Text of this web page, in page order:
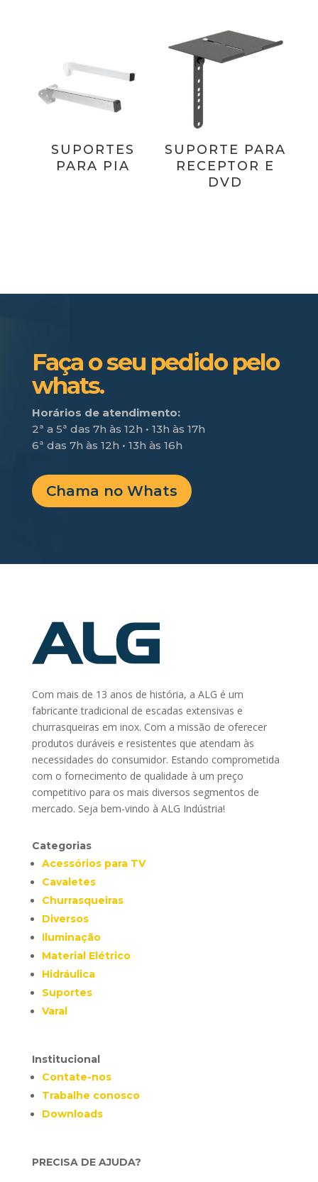
SUPORTES
PARA PIA
SUPORTE PARA
RECEPTOR E
DVD
Faça o seu pedido pelo
whats.
Horários de atendimento:
2ª a 5ª das 7h às 12h • 13h às 17h
6ª das 7h às 12h • 13h às 16h
Chama no Whats
Com mais de 13 anos de história, a ALG é um
fabricante tradicional de escadas extensivas e
churrasqueiras em inox. Com a missão de oferecer
produtos duráveis e resistentes que atendam às
necessidades do consumidor. Estando comprometida
com o fornecimento de qualidade à um preço
competitivo para os mais diversos segmentos de
mercado. Seja bem-vindo à ALG Indústria!
Categorias
Acessórios para TV
Cavaletes
Churrasqueiras
Diversos
Iluminação
Material Elétrico
Hidráulica
Suportes
Varal
Institucional
Contate-nos
Trabalhe conosco
Downloads
PRECISA DE AJUDA?